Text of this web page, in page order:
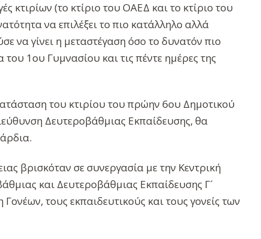
(το κτίριο του ΟΑΕΔ και το κτίριο του
να επιλέξει το πιο κατάλληλο αλλά
να γίνει η μεταστέγαση όσο το δυνατόν πιο
1ου Γυμνασίου και τις πέντε ημέρες της
του κτιρίου του πρώην 6ου Δημοτικού
Δευτεροβάθμιας Εκπαίδευσης, θα
βρισκόταν σε συνεργασία με την Κεντρική
και Δευτεροβάθμιας Εκπαίδευσης Γ´
τους εκπαιδευτικούς και τους γονείς των